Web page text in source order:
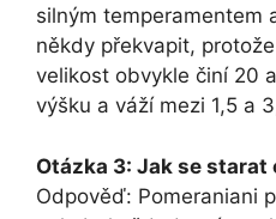
silným temperamentem
někdy překvapit,
velikost obvykle činí 20
výšku a váží mezi 1,5 a
Otázka 3: Jak se starat
Odpověď: Pomeraniani